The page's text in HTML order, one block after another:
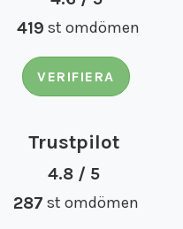
419 st omdömen
VERIFIERA
Trustpilot
4.8 / 5
287 st omdömen